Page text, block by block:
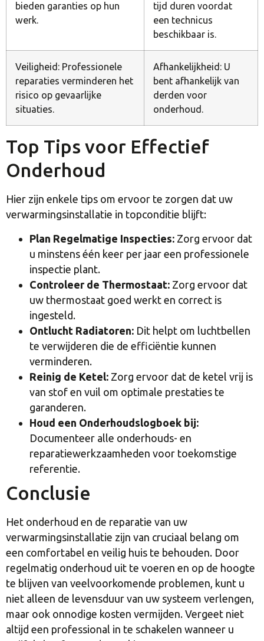
bieden garanties op hun
werk.
tijd duren voordat
een technicus
beschikbaar is.
Veiligheid: Professionele
reparaties verminderen het
risico op gevaarlijke
situaties.
Afhankelijkheid: U
bent afhankelijk van
derden voor
onderhoud.
Top Tips voor Effectief
Onderhoud
Hier zijn enkele tips om ervoor te zorgen dat uw
verwarmingsinstallatie in topconditie blijft:
Plan Regelmatige Inspecties: Zorg ervoor dat
u minstens één keer per jaar een professionele
inspectie plant.
Controleer de Thermostaat: Zorg ervoor dat
uw thermostaat goed werkt en correct is
ingesteld.
Ontlucht Radiatoren: Dit helpt om luchtbellen
te verwijderen die de efficiëntie kunnen
verminderen.
Reinig de Ketel: Zorg ervoor dat de ketel vrij is
van stof en vuil om optimale prestaties te
garanderen.
Houd een Onderhoudslogboek bij:
Documenteer alle onderhouds- en
reparatiewerkzaamheden voor toekomstige
referentie.
Conclusie
Het onderhoud en de reparatie van uw
verwarmingsinstallatie zijn van cruciaal belang om
een comfortabel en veilig huis te behouden. Door
regelmatig onderhoud uit te voeren en op de hoogte
te blijven van veelvoorkomende problemen, kunt u
niet alleen de levensduur van uw systeem verlengen,
maar ook onnodige kosten vermijden. Vergeet niet
altijd een professional in te schakelen wanneer u